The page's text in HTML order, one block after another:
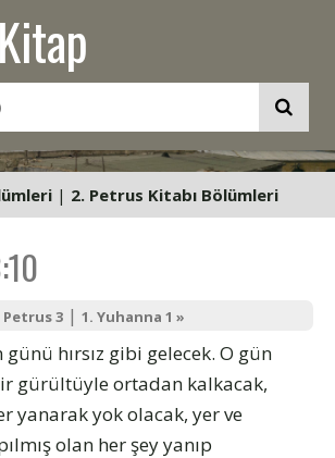
| 2. Petrus Kitabı Bölümleri
Petrus 3 | 1. Yuhanna 1 »
hırsız gibi gelecek. O gün
gürültüyle ortadan kalkacak,
yanarak yok olacak, yer ve
olan her şey yanıp